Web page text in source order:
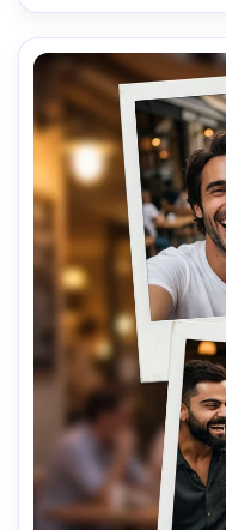
일관되다. 중간 프레임-
업, 감정적 표정으로 약
머리카락이 지저분하
다. 아래쪽 프레임-휴식
간 촬영, 마음대로 기대
반사 표정. 조명: 밝은
한 기조, 핸드카메라 느
포츠 다큐멘터리 스타일
뷰티 모드, 매끄러운 피